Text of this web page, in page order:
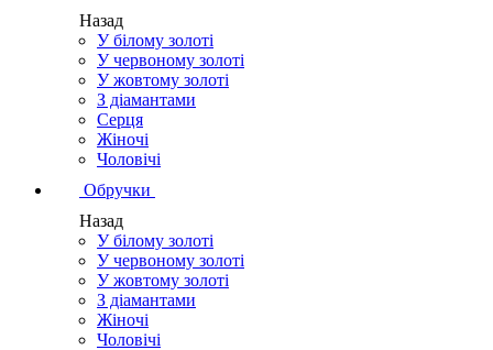
Назад
У білому золоті
У червоному золоті
У жовтому золоті
З діамантами
Серця
Жіночі
Чоловічі
Обручки
Назад
У білому золоті
У червоному золоті
У жовтому золоті
З діамантами
Жіночі
Чоловічі